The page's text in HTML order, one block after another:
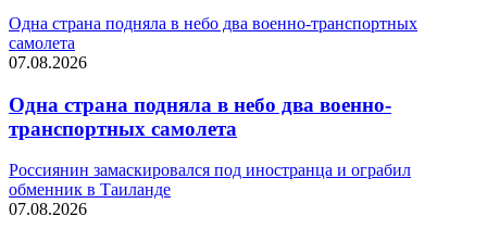
Одна страна подняла в небо два военно-транспортных
самолета
07.08.2026
Одна страна подняла в небо два военно-
транспортных самолета
Россиянин замаскировался под иностранца и ограбил
обменник в Таиланде
07.08.2026